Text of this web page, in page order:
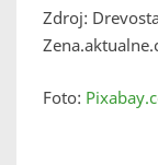
Zdroj:
Foto: